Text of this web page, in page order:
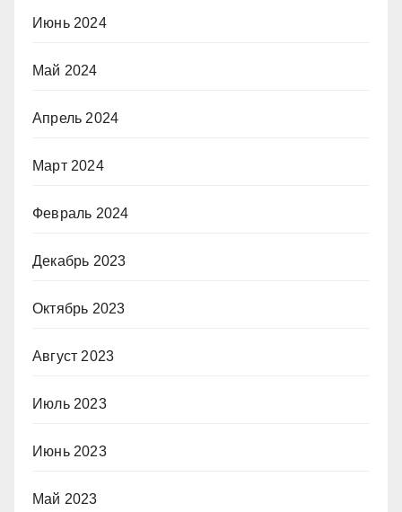
Июнь 2024
Май 2024
Апрель 2024
Март 2024
Февраль 2024
Декабрь 2023
Октябрь 2023
Август 2023
Июль 2023
Июнь 2023
Май 2023